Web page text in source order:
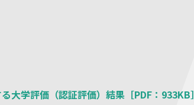
大学評価（認証評価）結果［PDF：933KB］